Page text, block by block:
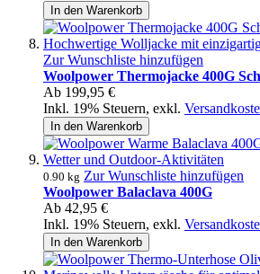
In den Warenkorb
Zur Wunschliste hinzufügen
Woolpower Thermojacke 400G
Ab 199,95 €
Inkl. 19% Steuern, exkl.
In den Warenkorb
0.90 kg Zur Wunschliste hinzufügen
Woolpower Balaclava 400G
Ab 42,95 €
Inkl. 19% Steuern, exkl.
In den Warenkorb